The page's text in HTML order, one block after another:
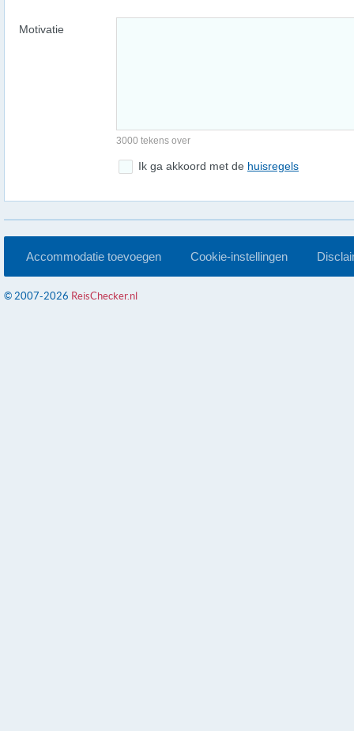
Motivatie
3000 tekens over
Ik ga akkoord met de huisregels
Accommodatie toevoegen Cookie-instellingen
© 2007-2026 ReisChecker.nl